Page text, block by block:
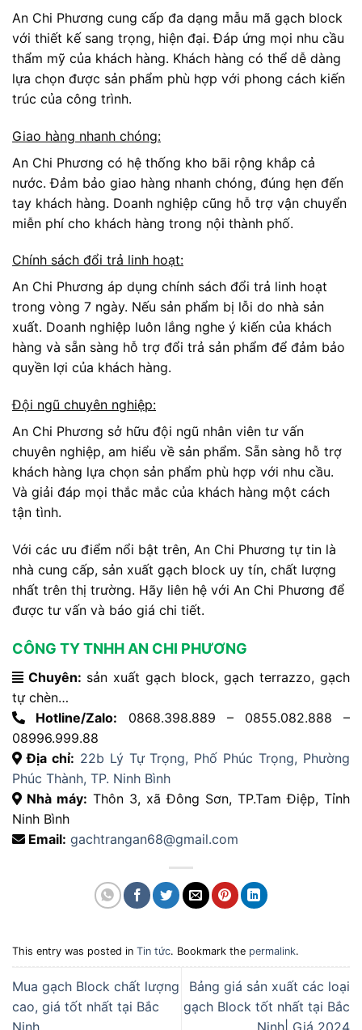
An Chi Phương cung cấp đa dạng mẫu mã gạch block
với thiết kế sang trọng, hiện đại. Đáp ứng mọi nhu cầu
thẩm mỹ của khách hàng. Khách hàng có thể dễ dàng
lựa chọn được sản phẩm phù hợp với phong cách kiến
trúc của công trình.
Giao hàng nhanh chóng:
An Chi Phương có hệ thống kho bãi rộng khắp cả
nước. Đảm bảo giao hàng nhanh chóng, đúng hẹn đến
tay khách hàng. Doanh nghiệp cũng hỗ trợ vận chuyển
miễn phí cho khách hàng trong nội thành phố.
Chính sách đổi trả linh hoạt:
An Chi Phương áp dụng chính sách đổi trả linh hoạt
trong vòng 7 ngày. Nếu sản phẩm bị lỗi do nhà sản
xuất. Doanh nghiệp luôn lắng nghe ý kiến của khách
hàng và sẵn sàng hỗ trợ đổi trả sản phẩm để đảm bảo
quyền lợi của khách hàng.
Đội ngũ chuyên nghiệp:
An Chi Phương sở hữu đội ngũ nhân viên tư vấn
chuyên nghiệp, am hiểu về sản phẩm. Sẵn sàng hỗ trợ
khách hàng lựa chọn sản phẩm phù hợp với nhu cầu.
Và giải đáp mọi thắc mắc của khách hàng một cách
tận tình.
Với các ưu điểm nổi bật trên, An Chi Phương tự tin là
nhà cung cấp, sản xuất gạch block uy tín, chất lượng
nhất trên thị trường. Hãy liên hệ với An Chi Phương để
được tư vấn và báo giá chi tiết.
CÔNG TY TNHH AN CHI PHƯƠNG
Chuyên: sản xuất gạch block, gạch terrazzo, gạch
tự chèn…
Hotline/Zalo: 0868.398.889 – 0855.082.888 –
08996.999.88
Địa chỉ: 22b Lý Tự Trọng, Phố Phúc Trọng, Phường
Phúc Thành, TP. Ninh Bình
Nhà máy: Thôn 3, xã Đông Sơn, TP.Tam Điệp, Tỉnh
Ninh Bình
Email: gachtrangan68@gmail.com
This entry was posted in Tin tức. Bookmark the permalink.
Mua gạch Block chất lượng
cao, giá tốt nhất tại Bắc
Bảng giá sản xuất các loại
gạch Block tốt nhất tại Bắc